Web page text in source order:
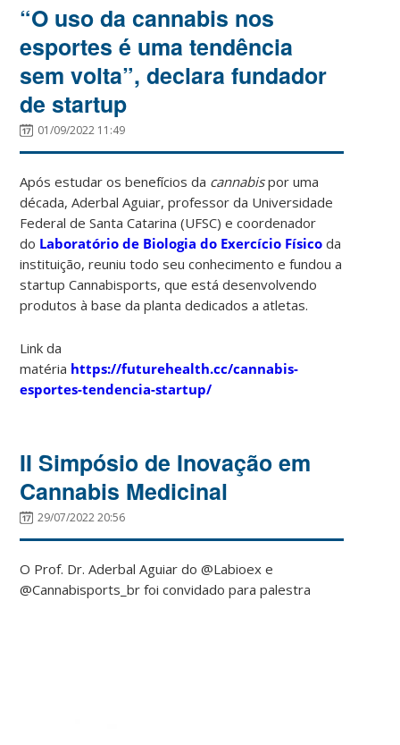
“O uso da cannabis nos
esportes é uma tendência
sem volta”, declara fundador
de startup
01/09/2022 11:49
Após estudar os benefícios da cannabispor uma
década, Aderbal Aguiar, professor da Universidade
Federal de Santa Catarina (UFSC) e coordenador
do Laboratório de Biologia do Exercício Físico da
instituição, reuniu todo seu conhecimento e fundou a
startup Cannabisports, que está desenvolvendo
produtos à base da planta dedicados a atletas.
Link da
matéria https://futurehealth.cc/cannabis-
esportes-tendencia-startup/
II Simpósio de Inovação em
Cannabis Medicinal
29/07/2022 20:56
O Prof. Dr. Aderbal Aguiar do @Labioex e
@Cannabisports_br foi convidado para palestra